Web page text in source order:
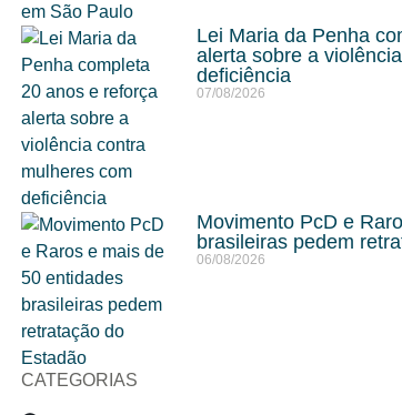
Lei Maria da Penha
alerta sobre a
deficiência
07/08/2026
Movimento PcD e
brasileiras pedem
06/08/2026
CATEGORIAS